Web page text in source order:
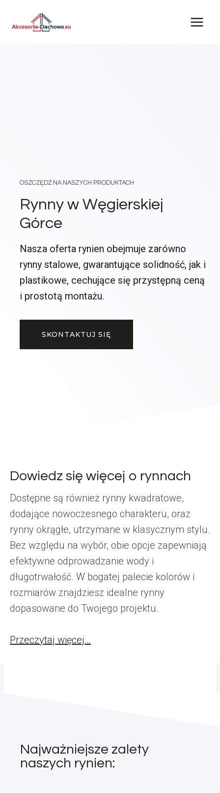
OSZCZĘDŹ NA NASZYCH PRODUKTACH
Rynny w Węgierskiej
Górce
Nasza oferta rynien obejmuje zarówno
rynny stalowe, gwarantujące solidność, jak i
plastikowe, cechujące się przystępną ceną
i prostotą montażu.
SKONTAKTUJ SIĘ
Dowiedz się więcej o rynnach
Dostępne są również rynny kwadratowe,
dodające nowoczesnego charakteru, oraz
rynny okrągłe, utrzymane w klasycznym stylu.
Bez względu na wybór, obie opcje zapewniają
efektywne odprowadzanie wody i
długotrwałość. W bogatej palecie kolorów i
rozmiarów znajdziesz idealne rynny
dopasowane do Twojego projektu.
Przeczytaj więcej…
Najważniejsze zalety
naszych rynien: